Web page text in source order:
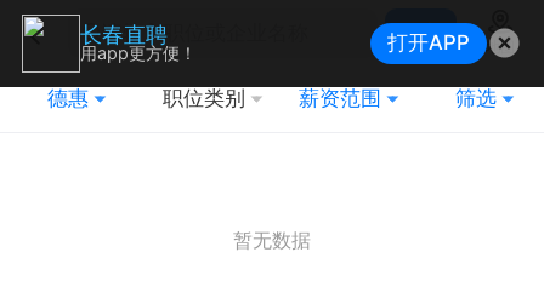
搜索
地图
德惠 职位类别 薪资范围 筛选
暂无数据
长春直聘
用app更方便！ 打开APP